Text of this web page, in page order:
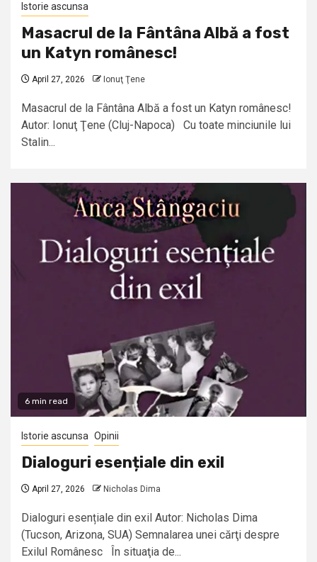
Istorie ascunsa
Masacrul de la Fântâna Albă a fost
un Katyn românesc!
April 27, 2026 Ionuţ Ţene
Masacrul de la Fântâna Albă a fost un Katyn românesc!
Autor: Ionuţ Ţene (Cluj-Napoca) Cu toate minciunile lui
Stalin...
6 min read
Istorie ascunsa Opinii
Dialoguri esențiale din exil
April 27, 2026 Nicholas Dima
Dialoguri esențiale din exil Autor: Nicholas Dima
(Tucson, Arizona, SUA) Semnalarea unei cărţi despre
Exilul Românesc În situaţia de...